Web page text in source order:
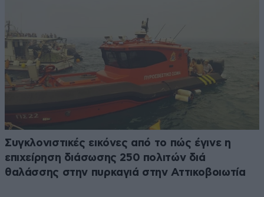
Συγκλονιστικές εικόνες από το πώς έγινε η
επιχείρηση διάσωσης 250 πολιτών διά
θαλάσσης στην πυρκαγιά στην Αττικοβοιωτία